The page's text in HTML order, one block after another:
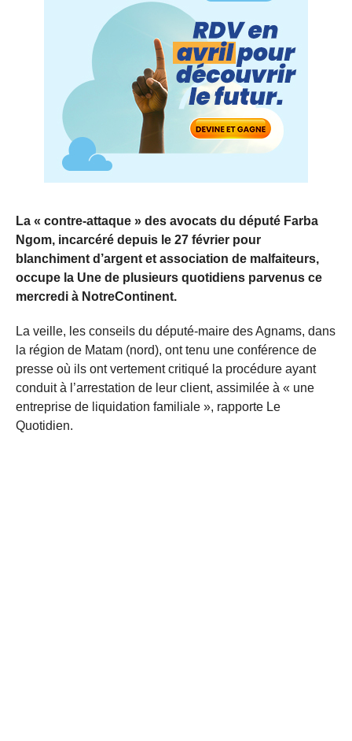
La « contre-attaque » des avocats du député Farba
Ngom, incarcéré depuis le 27 février pour
blanchiment d’argent et association de malfaiteurs,
occupe la Une de plusieurs quotidiens parvenus ce
mercredi à NotreContinent.
La veille, les conseils du député-maire des Agnams, dans
la région de Matam (nord), ont tenu une conférence de
presse où ils ont vertement critiqué la procédure ayant
conduit à l’arrestation de leur client, assimilée à « une
entreprise de liquidation familiale », rapporte Le
Quotidien.